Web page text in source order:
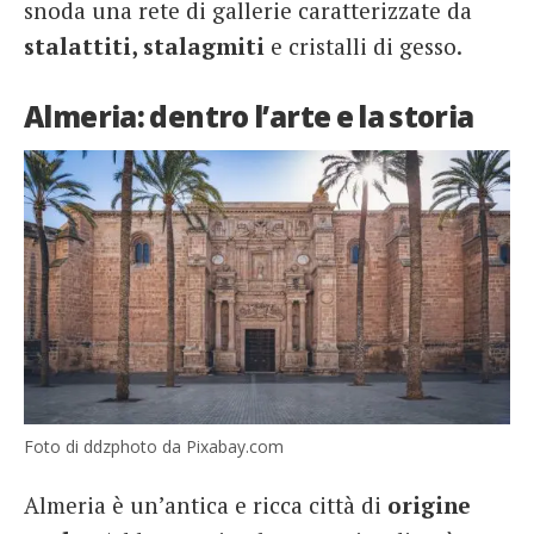
snoda una rete di gallerie caratterizzate da
stalattiti, stalagmiti e cristalli di gesso.
Almeria: dentro l’arte e la storia
Foto di ddzphoto da Pixabay.com
Almeria è un’antica e ricca città di origine